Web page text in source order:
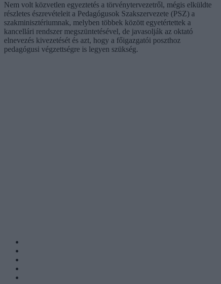
Nem volt közvetlen egyeztetés a törvénytervezetről, mégis elküldte
részletes észrevételeit a Pedagógusok Szakszervezete (PSZ) a
szakminisztériumnak, melyben többek között egyetértettek a
kancellári rendszer megszüntetésével, de javasolják az oktató
elnevezés kivezetését és azt, hogy a főigazgatói poszthoz
pedagógusi végzettségre is legyen szükség.